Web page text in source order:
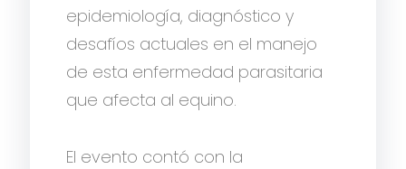
epidemiología, diagnóstico y
desafíos actuales en el manejo
de esta enfermedad parasitaria
que afecta al equino.
El evento contó con la